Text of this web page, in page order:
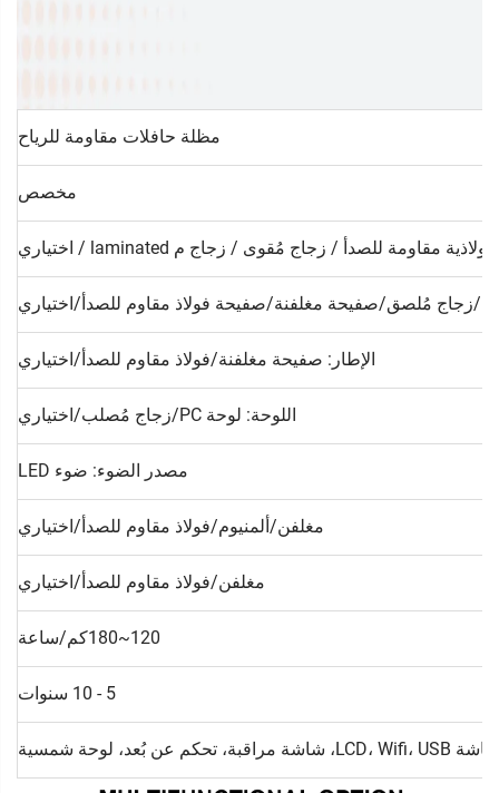
مظلة حافلات مقاومة للرياح
مخصص
زجاج مُلصق/صفيحة مغلفنة/صفيحة فولاذ مقاوم للصدأ/اختياري
الإطار: صفيحة مغلفنة/فولاذ مقاوم للصدأ/اختياري
اللوحة: لوحة PC/زجاج مُصلب/اختياري
مصدر الضوء: ضوء LED
مغلفن/ألمنيوم/فولاذ مقاوم للصدأ/اختياري
مغلفن/فولاذ مقاوم للصدأ/اختياري
120~180كم/ساعة
5 - 10 سنوات